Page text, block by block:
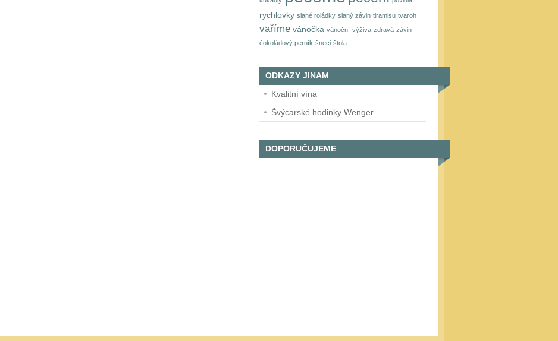
rychlovky slané roládky slaný závin tiramisu tvaroh
vaříme vánočka vánoční výživa zdravá závin
čokoládový perník šneci štola
ODKAZY JINAM
Kvalitní vína
Švýcarské hodinky Wenger
DOPORUČUJEME